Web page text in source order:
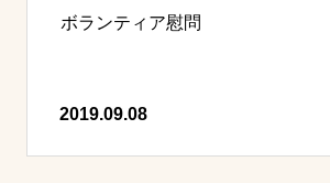
ボランティア慰問
2019.09.08